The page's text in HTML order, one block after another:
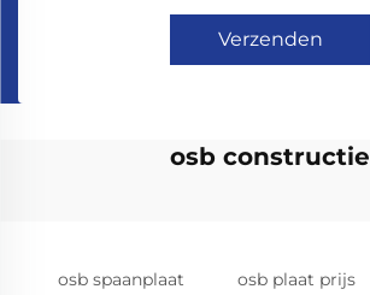
Verzenden
osb constructie
osb spaanplaat osb plaat prijs